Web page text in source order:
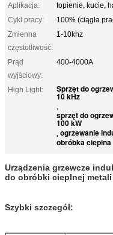
Aplikacja:
topienie, kucie,
Cykl pracy:
100% (ciągła
Zmienna
częstotliwość:
1-10khz
Prąd
wyjściowy:
400-4000A
High Light: Sprzęt do
10 kHz
,
sprzęt do
100 kW
, ogrzewanie
obróbka cieplna
Urządzenia grzewcze
do obróbki cieplnej metali
Szybki szczegół: